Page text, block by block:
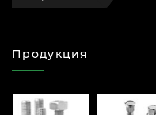
Продукция